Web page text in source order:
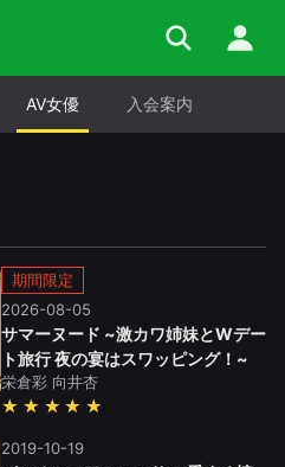
AV女優 入会案内
期間限定
2026-08-05
サマーヌード ~激カワ姉妹とWデー
ト旅行 夜の宴はスワッピング！~
栄倉彩 向井杏
★★★★★
2019-10-19